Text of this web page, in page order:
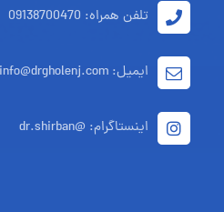
تلفن همراه: 09138700470
ایمیل: info@drgholenj.com
اینستاگرام: @dr.shirban